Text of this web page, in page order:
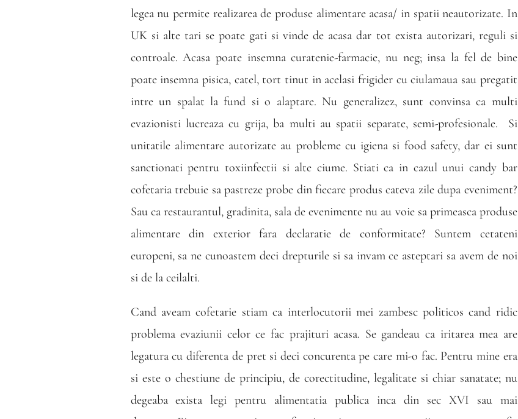
legea nu permite realizarea de produse alimentare acasa/ in spatii neautorizate. In
UK si alte tari se poate gati si vinde de acasa dar tot exista autorizari, reguli si
controale. Acasa poate insemna curatenie-farmacie, nu neg; insa la fel de bine
poate insemna pisica, catel, tort tinut in acelasi frigider cu ciulamaua sau pregatit
intre un spalat la fund si o alaptare. Nu generalizez, sunt convinsa ca multi
evazionisti lucreaza cu grija, ba multi au spatii separate, semi-profesionale. Si
unitatile alimentare autorizate au probleme cu igiena si food safety, dar ei sunt
sanctionati pentru toxiinfectii si alte ciume. Stiati ca in cazul unui candy bar
cofetaria trebuie sa pastreze probe din fiecare produs cateva zile dupa eveniment?
Sau ca restaurantul, gradinita, sala de evenimente nu au voie sa primeasca produse
alimentare din exterior fara declaratie de conformitate? Suntem cetateni
europeni, sa ne cunoastem deci drepturile si sa invam ce asteptari sa avem de noi
si de la ceilalti.
Cand aveam cofetarie stiam ca interlocutorii mei zambesc politicos cand ridic
problema evaziunii celor ce fac prajituri acasa. Se gandeau ca iritarea mea are
legatura cu diferenta de pret si deci concurenta pe care mi-o fac. Pentru mine era
si este o chestiune de principiu, de corectitudine, legalitate si chiar sanatate; nu
degeaba exista legi pentru alimentatia publica inca din sec XVI sau mai